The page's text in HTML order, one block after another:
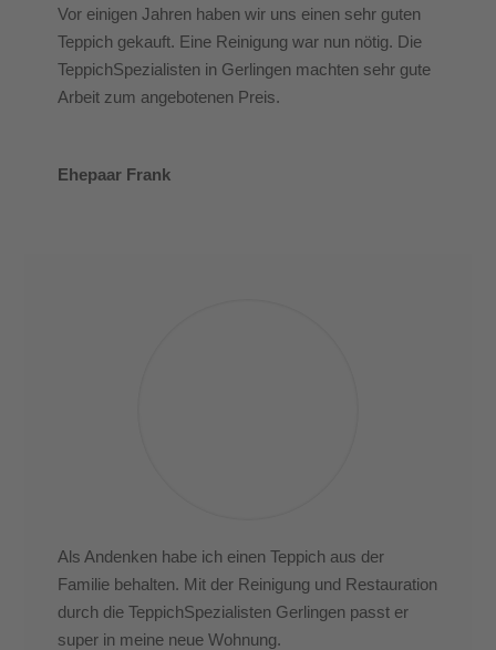
Vor einigen Jahren haben wir uns einen sehr guten
Teppich gekauft. Eine Reinigung war nun nötig. Die
TeppichSpezialisten in Gerlingen machten sehr gute
Arbeit zum angebotenen Preis.
Ehepaar Frank
Als Andenken habe ich einen Teppich aus der
Familie behalten. Mit der Reinigung und Restauration
durch die TeppichSpezialisten Gerlingen passt er
super in meine neue Wohnung.